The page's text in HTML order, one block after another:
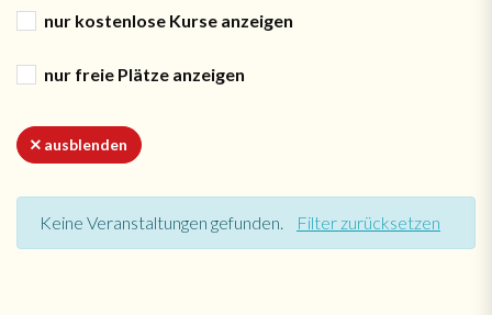
nur kostenlose Kurse anzeigen
nur freie Plätze anzeigen
ausblenden
Keine Veranstaltungen gefunden. Filter zurücksetzen